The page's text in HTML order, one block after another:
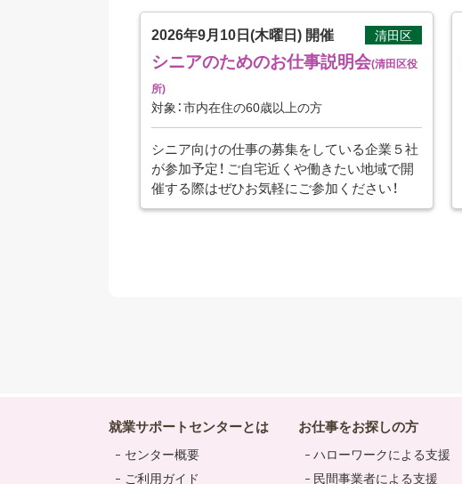
2026年9月10日(木曜日) 開催 清田区
シニアのためのお仕事説明会(清田区役
所)
対象：市内在住の60歳以上の方
シニア向けの仕事の募集をしている企業５社
が参加予定！ ご自宅近くや働きたい地域で開
催する際はぜひお気軽にご参加ください！
就業サポートセンターとは
センター概要
ご利用ガイド
お仕事をお探しの方
ハローワークによる支援
民間事業者による支援